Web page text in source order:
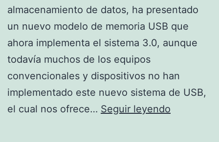
almacenamiento de datos, ha presentado
un nuevo modelo de memoria USB que
ahora implementa el sistema 3.0, aunque
todavía muchos de los equipos
convencionales y dispositivos no han
implementado este nuevo sistema de USB,
el cual nos ofrece… Seguir leyendo